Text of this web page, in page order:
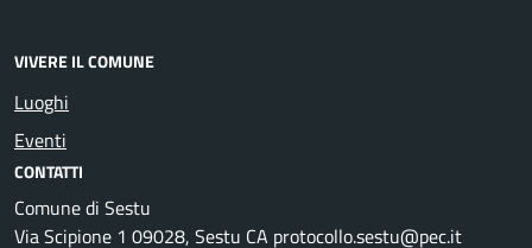
VIVERE IL COMUNE
Luoghi
Eventi
CONTATTI
Comune di Sestu
Via Scipione 1 09028, Sestu CA protocollo.sestu@pec.it